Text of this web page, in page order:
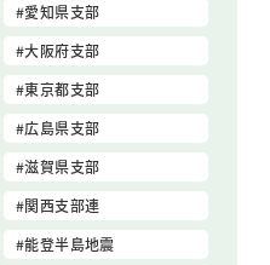
愛知県支部
大阪府支部
東京都支部
広島県支部
滋賀県支部
関西支部連
能登半島地震